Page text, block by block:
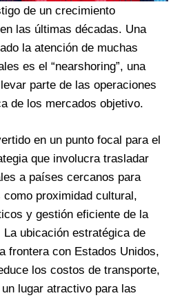
de un crecimiento
las últimas décadas. Una
la atención de muchas
es el “nearshoring”, una
parte de las operaciones
de los mercados objetivo.
en un punto focal para el
que involucra trasladar
a países cercanos para
proximidad cultural,
y gestión eficiente de la
ubicación estratégica de
frontera con Estados Unidos,
los costos de transporte,
lugar atractivo para las